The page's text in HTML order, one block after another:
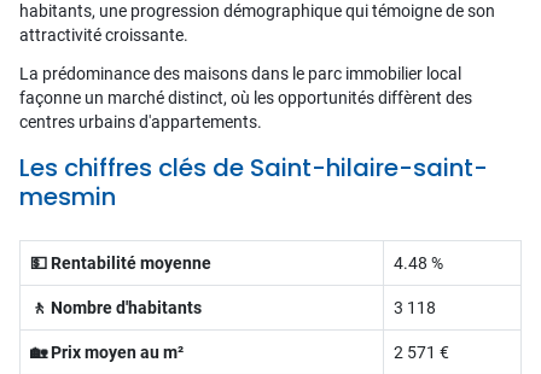
habitants, une progression démographique qui témoigne de son
attractivité croissante.
La prédominance des maisons dans le parc immobilier local
façonne un marché distinct, où les opportunités diffèrent des
centres urbains d'appartements.
Les chiffres clés de Saint-hilaire-saint-
mesmin
💵 Rentabilité moyenne 4.48 %
🚶 Nombre d'habitants 3 118
🏡 Prix moyen au m² 2 571 €